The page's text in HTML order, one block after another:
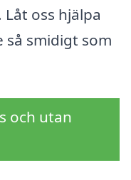
oss hjälpa
smidigt som
och utan